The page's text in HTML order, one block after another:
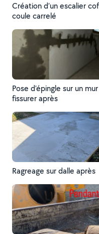
Création d’un escalier
coule carrelé
Pose d’épingle sur un mur
fissurer après
Ragreage sur dalle après